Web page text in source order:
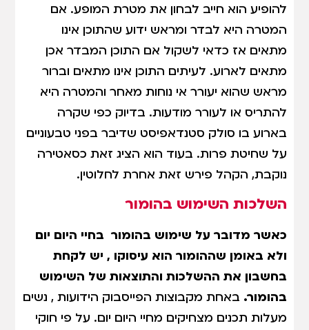
להופיע הוא חייב לבחון את מטרת המופע. אם
המטרה היא לבדר ומראש ידוע שהתוכן אינו
מתאים אז כדאי לשקול אם התוכן המבדר אכן
מתאים לארוע. לעיתים התוכן אינו מתאים וברור
מראש שהוא יעורר אי נוחות מאחר והמטרה היא
להתריס או לעורר מודעות. בדיוק כפי שקרה
בארוע בו סולק סטנדאפיסט שדיבר בפני טבעוניים
על שחיטת פרות. בעוד הוא הציג זאת כסאטירה
נוקבת, הקהל פירש זאת אחרת לחלוטין.
השלכות השימוש בהומור
כאשר מדובר על שימוש בהומור בחיי היום יום
ולא באומן שההומור הוא עיסוקו , יש לקחת
בחשבון את ההשלכות והתוצאות של השימוש
בהומור. באחת מקבוצות הפייסבוק הידועות , נשים
מעלות תכנים מצחיקים מחיי היום יום. על פי חוקי